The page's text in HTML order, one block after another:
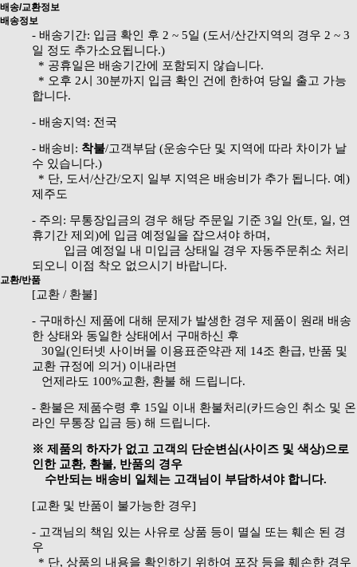
배송/교환정보
배송정보
- 배송기간: 입금 확인 후 2 ~ 5일 (도서/산간지역의 경우 2 ~ 3
일 정도 추가소요됩니다.)
* 공휴일은 배송기간에 포함되지 않습니다.
* 오후 2시 30분까지 입금 확인 건에 한하여 당일 출고 가능
합니다.
- 배송지역: 전국
- 배송비: 착불/고객부담 (운송수단 및 지역에 따라 차이가 날
수 있습니다.)
* 단, 도서/산간/오지 일부 지역은 배송비가 추가 됩니다. 예)
제주도
- 주의: 무통장입금의 경우 해당 주문일 기준 3일 안(토, 일, 연
휴기간 제외)에 입금 예정일을 잡으셔야 하며,
입금 예정일 내 미입금 상태일 경우 자동주문취소 처리
되오니 이점 착오 없으시기 바랍니다.
교환/반품
[교환 / 환불]
- 구매하신 제품에 대해 문제가 발생한 경우 제품이 원래 배송
한 상태와 동일한 상태에서 구매하신 후
30일(인터넷 사이버몰 이용표준약관 제 14조 환급, 반품 및
교환 규정에 의거) 이내라면
언제라도 100%교환, 환불 해 드립니다.
- 환불은 제품수령 후 15일 이내 환불처리(카드승인 취소 및 온
라인 무통장 입금 등) 해 드립니다.
※ 제품의 하자가 없고 고객의 단순변심(사이즈 및 색상)으로
인한 교환, 환불, 반품의 경우
수반되는 배송비 일체는 고객님이 부담하셔야 합니다.
[교환 및 반품이 불가능한 경우]
- 고객님의 책임 있는 사유로 상품 등이 멸실 또는 훼손 된 경
우
* 단, 상품의 내용을 확인하기 위하여 포장 등을 훼손한 경우